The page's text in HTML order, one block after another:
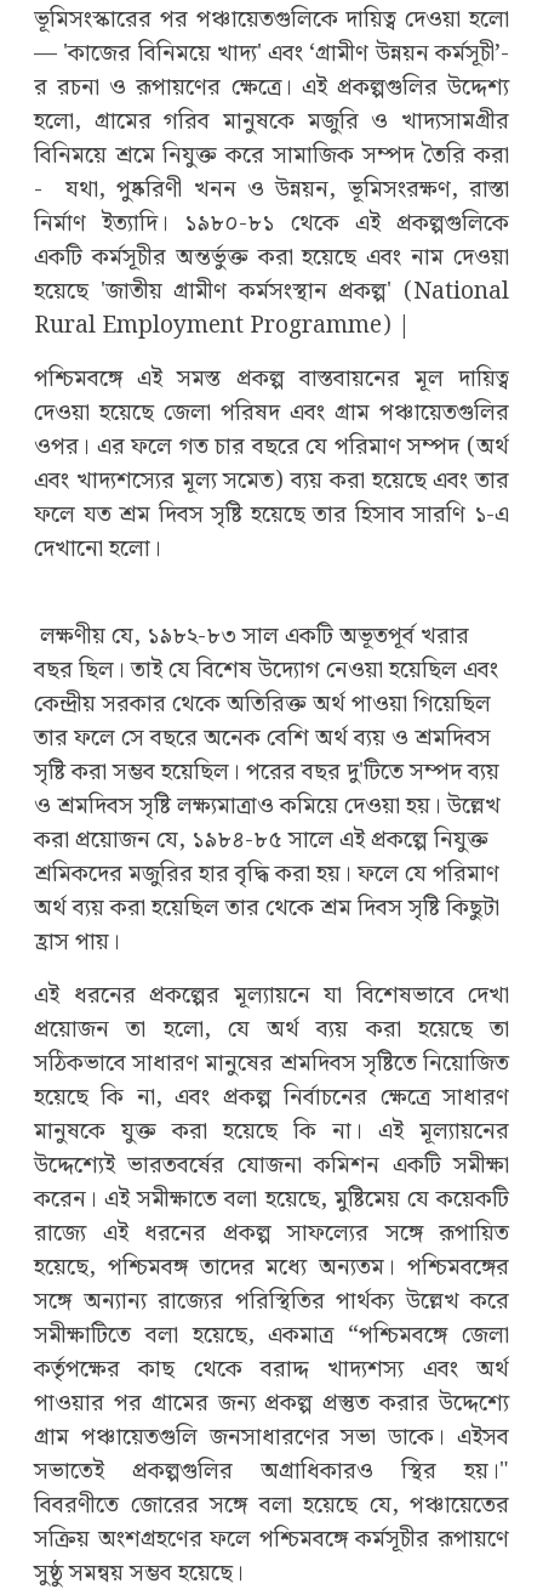
ভূমিসংস্কারের পর পঞ্চায়েতগুলিকে দায়িত্ব দেওয়া হলো
— 'কাজের বিনিময়ে খাদ্য' এবং ‘গ্রামীণ উন্নয়ন কর্মসূচী’-
র রচনা ও রূপায়ণের ক্ষেত্রে। এই প্রকল্পগুলির উদ্দেশ্য
হলো, গ্রামের গরিব মানুষকে মজুরি ও খাদ্যসামগ্রীর
বিনিময়ে শ্রমে নিযুক্ত করে সামাজিক সম্পদ তৈরি করা
- যথা, পুষ্করিণী খনন ও উন্নয়ন, ভূমিসংরক্ষণ, রাস্তা
নির্মাণ ইত্যাদি। ১৯৮০-৮১ থেকে এই প্রকল্পগুলিকে
একটি কর্মসূচীর অন্তর্ভুক্ত করা হয়েছে এবং নাম দেওয়া
হয়েছে 'জাতীয় গ্রামীণ কর্মসংস্থান প্রকল্প' (National
Rural Employment Programme) |
পশ্চিমবঙ্গে এই সমস্ত প্রকল্প বাস্তবায়নের মূল দায়িত্ব
দেওয়া হয়েছে জেলা পরিষদ এবং গ্রাম পঞ্চায়েতগুলির
ওপর। এর ফলে গত চার বছরে যে পরিমাণ সম্পদ (অর্থ
এবং খাদ্যশস্যের মূল্য সমেত) ব্যয় করা হয়েছে এবং তার
ফলে যত শ্রম দিবস সৃষ্টি হয়েছে তার হিসাব সারণি ১-এ
দেখানো হলো।
লক্ষণীয় যে, ১৯৮২-৮৩ সাল একটি অভূতপূর্ব খরার
বছর ছিল। তাই যে বিশেষ উদ্যোগ নেওয়া হয়েছিল এবং
কেন্দ্রীয় সরকার থেকে অতিরিক্ত অর্থ পাওয়া গিয়েছিল
তার ফলে সে বছরে অনেক বেশি অর্থ ব্যয় ও শ্রমদিবস
সৃষ্টি করা সম্ভব হয়েছিল। পরের বছর দু'টিতে সম্পদ ব্যয়
ও শ্রমদিবস সৃষ্টি লক্ষ্যমাত্রাও কমিয়ে দেওয়া হয়। উল্লেখ
করা প্রয়োজন যে, ১৯৮৪-৮৫ সালে এই প্রকল্পে নিযুক্ত
শ্রমিকদের মজুরির হার বৃদ্ধি করা হয়। ফলে যে পরিমাণ
অর্থ ব্যয় করা হয়েছিল তার থেকে শ্রম দিবস সৃষ্টি কিছুটা
হ্রাস পায়।
এই ধরনের প্রকল্পের মূল্যায়নে যা বিশেষভাবে দেখা
প্রয়োজন তা হলো, যে অর্থ ব্যয় করা হয়েছে তা
সঠিকভাবে সাধারণ মানুষের শ্রমদিবস সৃষ্টিতে নিয়োজিত
হয়েছে কি না, এবং প্রকল্প নির্বাচনের ক্ষেত্রে সাধারণ
মানুষকে যুক্ত করা হয়েছে কি না। এই মূল্যায়নের
উদ্দেশ্যেই ভারতবর্ষের যোজনা কমিশন একটি সমীক্ষা
করেন। এই সমীক্ষাতে বলা হয়েছে, মুষ্টিমেয় যে কয়েকটি
রাজ্যে এই ধরনের প্রকল্প সাফল্যের সঙ্গে রূপায়িত
হয়েছে, পশ্চিমবঙ্গ তাদের মধ্যে অন্যতম। পশ্চিমবঙ্গের
সঙ্গে অন্যান্য রাজ্যের পরিস্থিতির পার্থক্য উল্লেখ করে
সমীক্ষাটিতে বলা হয়েছে, একমাত্র “পশ্চিমবঙ্গে জেলা
কর্তৃপক্ষের কাছ থেকে বরাদ্দ খাদ্যশস্য এবং অর্থ
পাওয়ার পর গ্রামের জন্য প্রকল্প প্রস্তুত করার উদ্দেশ্যে
গ্রাম পঞ্চায়েতগুলি জনসাধারণের সভা ডাকে। এইসব
সভাতেই প্রকল্পগুলির অগ্রাধিকারও স্থির হয়।"
বিবরণীতে জোরের সঙ্গে বলা হয়েছে যে, পঞ্চায়েতের
সক্রিয় অংশগ্রহণের ফলে পশ্চিমবঙ্গে কর্মসূচীর রূপায়ণে
সুষ্ঠু সমন্বয় সম্ভব হয়েছে।